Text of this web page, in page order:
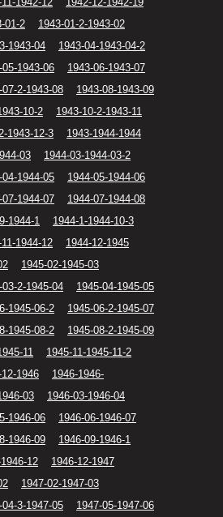
01-2
1943-01-2-1943-02
1943-04
1943-04-1943-04-2
05-1943-06
1943-06-1943-07
07-2-1943-08
1943-08-1943-09
10-2
1943-10-2-1943-11
1943-12-3
1943-1944-1944
03
1944-03-1944-03-2
04-1944-05
1944-05-1944-06
07-1944-07
1944-07-1944-08
1944-1
1944-1-1944-10-3
1944-12
1944-12-1945
1945-02-1945-03
03-2-1945-04
1945-04-1945-05
1945-06-2
1945-06-2-1945-07
1945-08-2
1945-08-2-1945-09
11
1945-11-1945-11-2
1946
1946-1946-
03
1946-03-1946-04
1946-06
1946-06-1946-07
1946-09
1946-09-1946-1
12
1946-12-1947
1947-02-1947-03
04-3-1947-05
1947-05-1947-06